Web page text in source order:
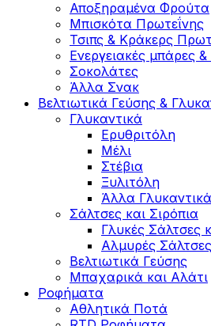
Αποξηραμένα Φρούτα
Μπισκότα Πρωτεΐνης
Τσιπς & Kράκερς
Ενεργειακές μπάρες
Σοκολάτες
Άλλα Σνακ
Βελτιωτικά Γεύσης &
Γλυκαντικά
Ερυθριτόλη
Μέλι
Στέβια
Ξυλιτόλη
Άλλα Γλυκαντικά
Σάλτσες και Σιρόπια
Γλυκές Σάλτσες
Αλμυρές
Bελτιωτικά Γεύσης
Μπαχαρικά και Αλάτι
Ροφήματα
Αθλητικά Ποτά